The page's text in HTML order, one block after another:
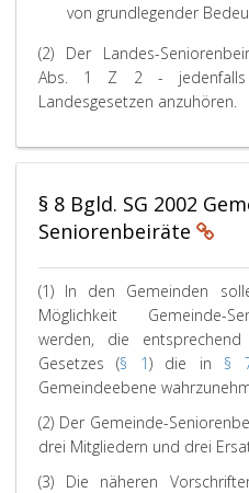
von grundlegender
(2) Der Landes-
Abs. 1 Z 2 - jedenfalls
Landesgesetzen anzuhören.
§ 8 Bgld. SG 2002
Seniorenbeiräte
(1) In den Gemeinden
Möglichkeit Gemeinde-
werden, die
Gesetzes (§ 1) die in §
Gemeindeebene
(2) Der Gemeinde-
drei Mitgliedern und drei
(3) Die näheren